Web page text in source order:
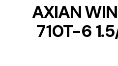
AXIAN
710T-6